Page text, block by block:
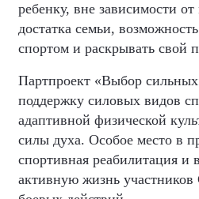
ребенку, вне зависимости
достатка семьи,
спортом и раскрывать свой
Партпроект «Выбор
поддержку силовых видов
адаптивной физической
силы духа. Особое место в
спортивная реабилитация и
активную жизнь